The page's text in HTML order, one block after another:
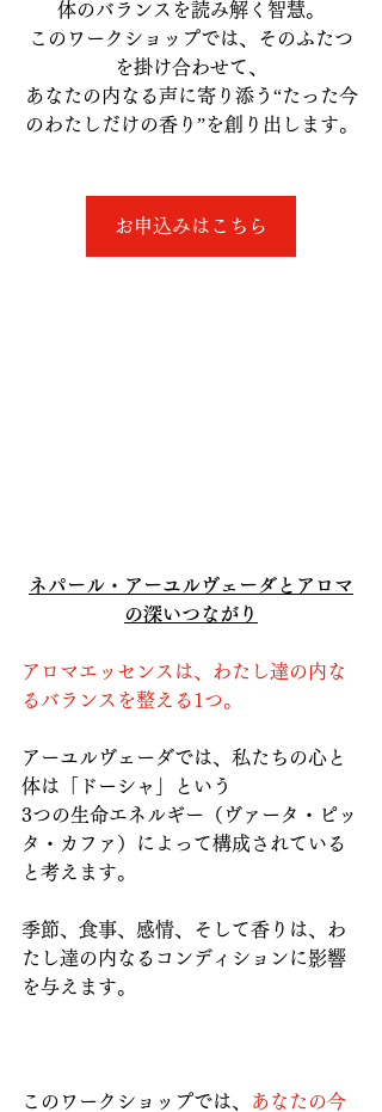
体のバランスを読み解く智慧。
このワークショップでは、そのふたつ
を掛け合わせて、
あなたの内なる声に寄り添う“たった今
のわたしだけの香り”を創り出します。
お申込みはこちら
ネパール・アーユルヴェーダとアロマ
の深いつながり
アロマエッセンスは、わたし達の内な
るバランスを整える1つ。
アーユルヴェーダでは、私たちの心と
体は「ドーシャ」という
3つの生命エネルギー（ヴァータ・ピッ
タ・カファ）によって構成されている
と考えます。
季節、食事、感情、そして香りは、わ
たし達の内なるコンディションに影響
を与えます。
このワークショップでは、
あなたの今